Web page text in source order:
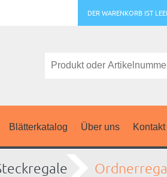
DER WARENKORB IST
Blätterkatalog Über uns Kontakt